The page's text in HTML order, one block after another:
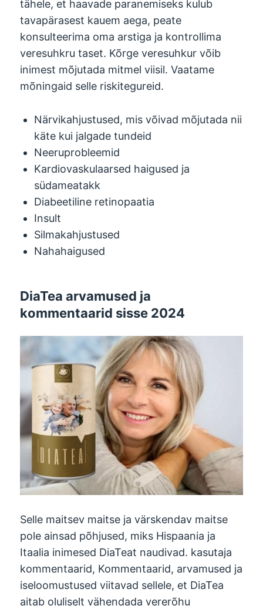
tähele, et haavade paranemiseks kulub
tavapärasest kauem aega, peate
konsulteerima oma arstiga ja kontrollima
veresuhkru taset. Kõrge veresuhkur võib
inimest mõjutada mitmel viisil. Vaatame
mõningaid selle riskitegureid.
Närvikahjustused, mis võivad mõjutada nii
käte kui jalgade tundeid
Neeruprobleemid
Kardiovaskulaarsed haigused ja
südameatakk
Diabeetiline retinopaatia
Insult
Silmakahjustused
Nahahaigused
DiaTea arvamused ja
kommentaarid sisse 2024
Selle maitsev maitse ja värskendav maitse
pole ainsad põhjused, miks Hispaania ja
Itaalia inimesed DiaTeat naudivad. kasutaja
kommentaarid, Kommentaarid, arvamused ja
iseloomustused viitavad sellele, et DiaTea
aitab oluliselt vähendada vererõhu